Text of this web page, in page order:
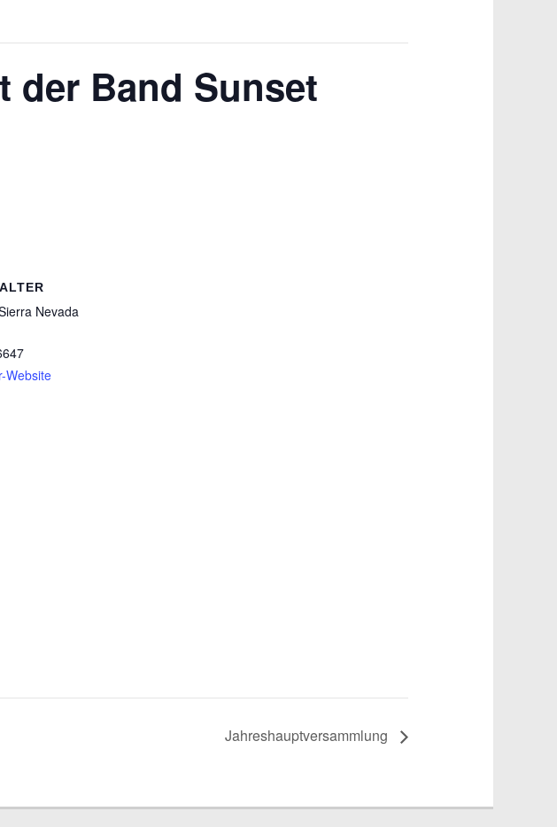
der Band Sunset
Nevada
Website
Jahreshauptversammlung